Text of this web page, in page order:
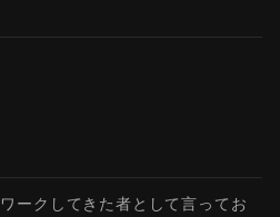
ークしてきた者として言ってお